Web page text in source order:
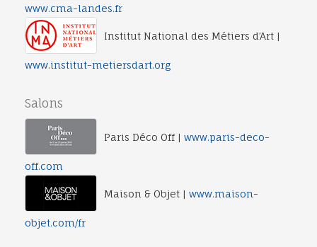
www.cma-landes.fr
Institut National des Métiers d’Art |
www.institut-metiersdart.org
Salons
Paris Déco Off | www.paris-deco-
off.com
Maison & Objet | www.maison-
objet.com/fr